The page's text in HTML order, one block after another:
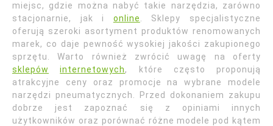
miejsc, gdzie można nabyć takie narzędzia, zarówno
stacjonarnie, jak i online
. Sklepy specjalistyczne
oferują szeroki asortyment produktów renomowanych
marek, co daje pewność wysokiej jakości zakupionego
sprzętu. Warto również zwrócić uwagę na oferty
sklepów
internetowych, które często proponują
atrakcyjne ceny oraz promocje na wybrane modele
narzędzi pneumatycznych. Przed dokonaniem zakupu
dobrze jest zapoznać się z opiniami innych
użytkowników oraz porównać różne modele pod kątem